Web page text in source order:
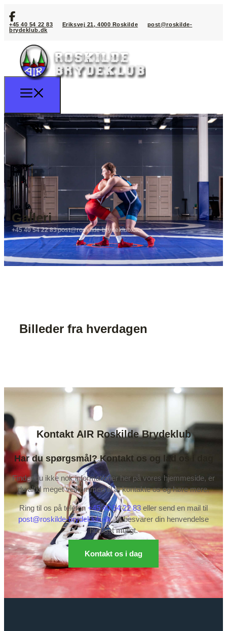
+45 40 54 22 83 Eriksvej 21, 4000 Roskilde
post@roskilde-
brydeklub.dk
Galleri
+45 40 54 22 83post@roskilde-brydeklub.dk
Billeder fra hverdagen
Kontakt AIR Roskilde Brydeklub
Har du spørgsmål? Kontakt os og lad os i dag
Finder du ikke nok informationer her på vores hjemmeside, er
du altid meget velkommen til at kontakte os og høre mere.
Ring til os på telefon +45 40 54 22 83 eller send en mail til
post@roskilde-brydeklub.dk. Vi besvarer din henvendelse
hurtigst muligt.
Kontakt os i dag